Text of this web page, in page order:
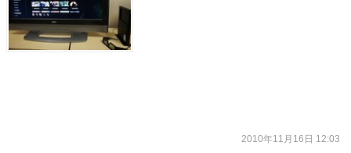
2010年11月16日 12:03